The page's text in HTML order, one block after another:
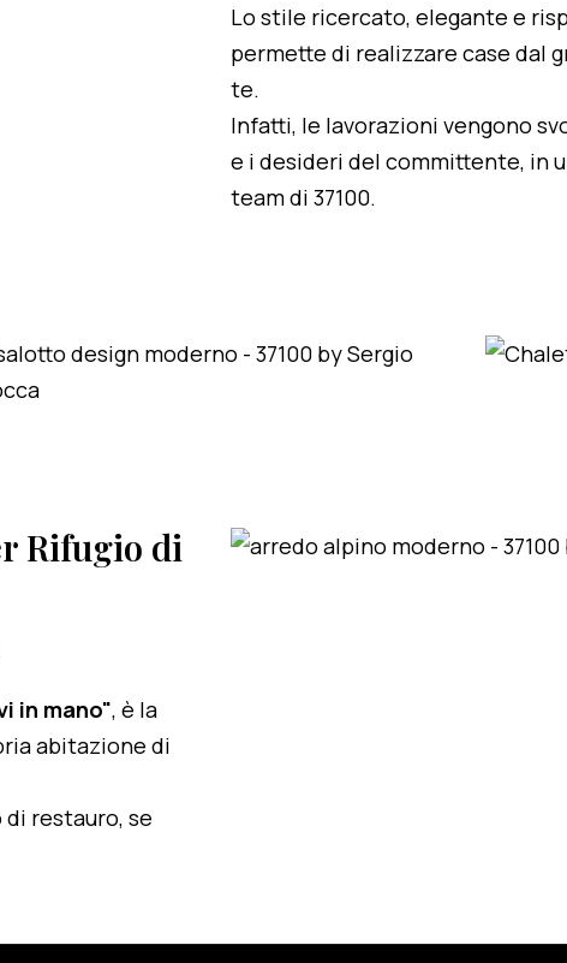
Lo stile ricercato, elegante e
permette di realizzare case dal
te.
Infatti, le lavorazioni vengono
e i desideri del committente, in
team di 37100.
Rifugio di
in mano", è la
abitazione di
restauro, se